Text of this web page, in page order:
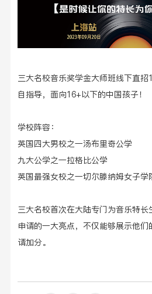
三大名校音乐奖学金大师班线下直
自指导，面向16+以下的中国孩子！
学校阵容：
英国四大男校之一汤布里奇公学
九大公学之一拉格比公学
英国最强女校之一切尔滕纳姆女子学
三大名校首次在大陆专门为音乐特
申请的一大亮点，不仅能够展示他
请加分。